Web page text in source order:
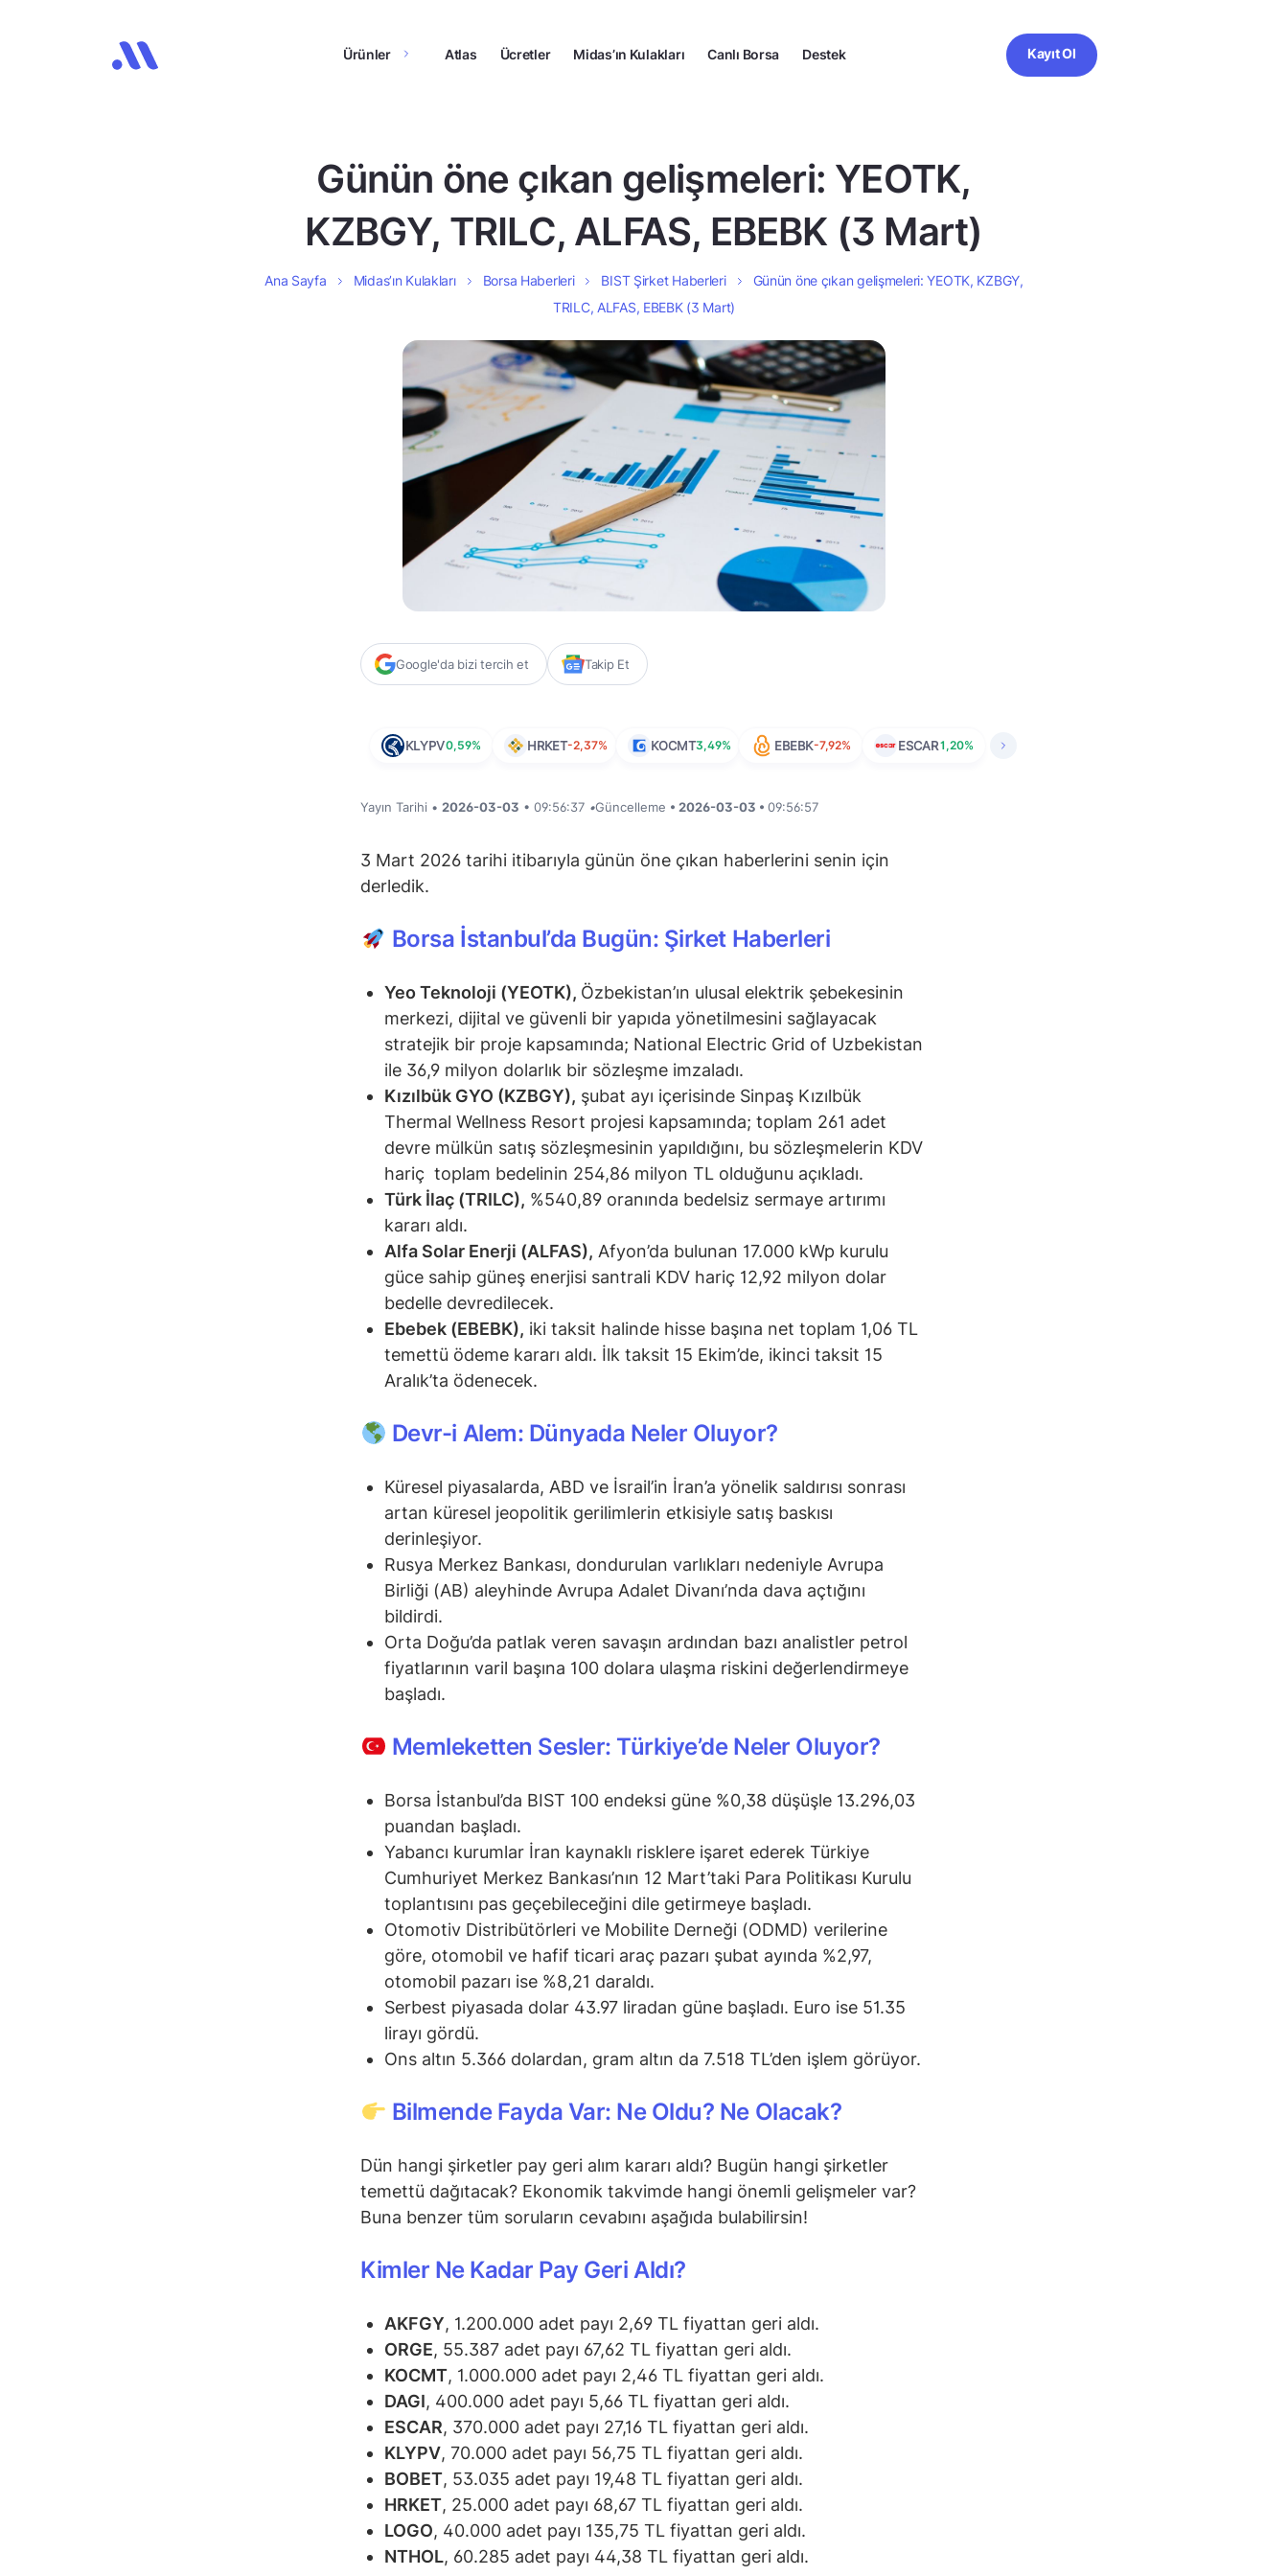
Ürünler Atlas Ücretler Midas’ın Kulakları Canlı Borsa Destek Kayıt Ol
Günün öne çıkan gelişmeleri: YEOTK,
KZBGY, TRILC, ALFAS, EBEBK (3 Mart)
Ana Sayfa Midas’ın Kulakları Borsa Haberleri BIST Şirket Haberleri
Günün öne çıkan gelişmeleri: YEOTK, KZBGY,
TRILC, ALFAS, EBEBK (3 Mart)
Google'da bizi tercih et Takip Et
KLYPV0,59% HRKET-2,37% KOCMT3,49% EBEBK-7,92% ESCAR1,20%
Yayın Tarihi • 2026-03-03 • 09:56:37 •Güncelleme • 2026-03-03 • 09:56:57
3 Mart 2026 tarihi itibarıyla günün öne çıkan haberlerini senin için
derledik.
Borsa İstanbul’da Bugün: Şirket Haberleri
Yeo Teknoloji (YEOTK), Özbekistan’ın ulusal elektrik şebekesinin
merkezi, dijital ve güvenli bir yapıda yönetilmesini sağlayacak
stratejik bir proje kapsamında; National Electric Grid of Uzbekistan
ile 36,9 milyon dolarlık bir sözleşme imzaladı.
Kızılbük GYO (KZBGY), şubat ayı içerisinde Sinpaş Kızılbük
Thermal Wellness Resort projesi kapsamında; toplam 261 adet
devre mülkün satış sözleşmesinin yapıldığını, bu sözleşmelerin KDV
hariç toplam bedelinin 254,86 milyon TL olduğunu açıkladı.
Türk İlaç (TRILC), %540,89 oranında bedelsiz sermaye artırımı
kararı aldı.
Alfa Solar Enerji (ALFAS), Afyon’da bulunan 17.000 kWp kurulu
güce sahip güneş enerjisi santrali KDV hariç 12,92 milyon dolar
bedelle devredilecek.
Ebebek (EBEBK), iki taksit halinde hisse başına net toplam 1,06 TL
temettü ödeme kararı aldı. İlk taksit 15 Ekim’de, ikinci taksit 15
Aralık’ta ödenecek.
Devr-i Alem: Dünyada Neler Oluyor?
Küresel piyasalarda, ABD ve İsrail’in İran’a yönelik saldırısı sonrası
artan küresel jeopolitik gerilimlerin etkisiyle satış baskısı
derinleşiyor.
Rusya Merkez Bankası, dondurulan varlıkları nedeniyle Avrupa
Birliği (AB) aleyhinde Avrupa Adalet Divanı’nda dava açtığını
bildirdi.
Orta Doğu’da patlak veren savaşın ardından bazı analistler petrol
fiyatlarının varil başına 100 dolara ulaşma riskini değerlendirmeye
başladı.
Memleketten Sesler: Türkiye’de Neler Oluyor?
Borsa İstanbul’da BIST 100 endeksi güne %0,38 düşüşle 13.296,03
puandan başladı.
Yabancı kurumlar İran kaynaklı risklere işaret ederek Türkiye
Cumhuriyet Merkez Bankası’nın 12 Mart’taki Para Politikası Kurulu
toplantısını pas geçebileceğini dile getirmeye başladı.
Otomotiv Distribütörleri ve Mobilite Derneği (ODMD) verilerine
göre, otomobil ve hafif ticari araç pazarı şubat ayında %2,97,
otomobil pazarı ise %8,21 daraldı.
Serbest piyasada dolar 43.97 liradan güne başladı. Euro ise 51.35
lirayı gördü.
Ons altın 5.366 dolardan, gram altın da 7.518 TL’den işlem görüyor.
Bilmende Fayda Var: Ne Oldu? Ne Olacak?
Dün hangi şirketler pay geri alım kararı aldı? Bugün hangi şirketler
temettü dağıtacak? Ekonomik takvimde hangi önemli gelişmeler var?
Buna benzer tüm soruların cevabını aşağıda bulabilirsin!
Kimler Ne Kadar Pay Geri Aldı?
AKFGY, 1.200.000 adet payı 2,69 TL fiyattan geri aldı.
ORGE, 55.387 adet payı 67,62 TL fiyattan geri aldı.
KOCMT, 1.000.000 adet payı 2,46 TL fiyattan geri aldı.
DAGI, 400.000 adet payı 5,66 TL fiyattan geri aldı.
ESCAR, 370.000 adet payı 27,16 TL fiyattan geri aldı.
KLYPV, 70.000 adet payı 56,75 TL fiyattan geri aldı.
BOBET, 53.035 adet payı 19,48 TL fiyattan geri aldı.
HRKET, 25.000 adet payı 68,67 TL fiyattan geri aldı.
LOGO, 40.000 adet payı 135,75 TL fiyattan geri aldı.
NTHOL, 60.285 adet payı 44,38 TL fiyattan geri aldı.